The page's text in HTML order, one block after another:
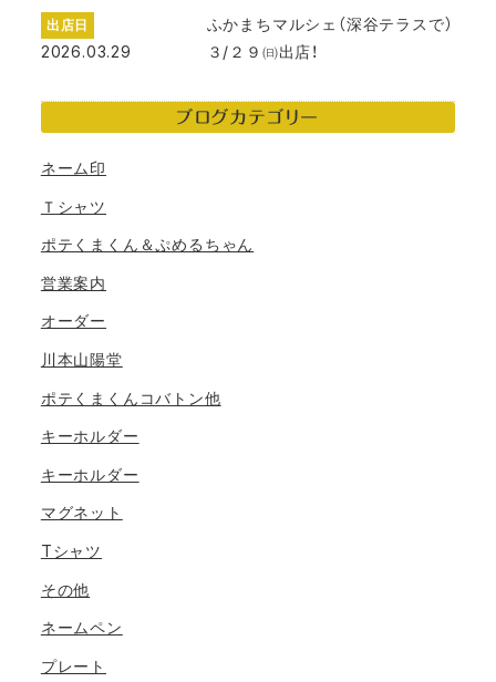
出店日
2026.03.29
ふかまちマルシェ（深谷テラスで）
３/２９㈰出店！
ブログカテゴリー
ネーム印
Ｔシャツ
ポテくまくん＆ぷめるちゃん
営業案内
オーダー
川本山陽堂
ポテくまくんコバトン他
キーホルダー
キーホルダー
マグネット
Tシャツ
その他
ネームペン
プレート